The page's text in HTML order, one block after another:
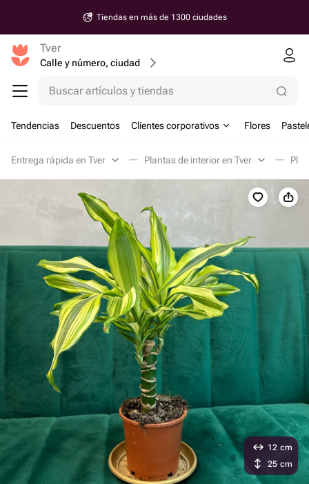
Tiendas en más de 1300 ciudades
Tver
Calle y número, ciudad
Buscar artículos y tiendas
Tendencias Descuentos Clientes corporativos Flores
Entrega rápida en Tver Plantas de interior en Tver
12 cm
25 cm